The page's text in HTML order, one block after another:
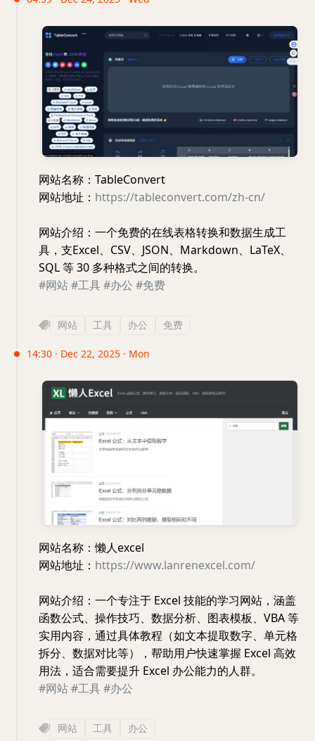
网站名称：TableConvert
网站地址： https://tableconvert.com/zh-cn/
网站介绍：一个免费的在线表格转换和数据生成工
具，支Excel、CSV、JSON、Markdown、LaTeX、
SQL 等 30 多种格式之间的转换。
#网站#工具#办公 #免费
网站 工具 办公 免费
14:30 · Dec 22, 2025 · Mon
网站名称：懒人excel
网站地址： https://www.lanrenexcel.com/
网站介绍：一个专注于 Excel 技能的学习网站，涵盖
函数公式、操作技巧、数据分析、图表模板、VBA 等
实用内容，通过具体教程（如文本提取数字、单元格
拆分、数据对比等），帮助用户快速掌握 Excel 高效
用法，适合需要提升 Excel 办公能力的人群。
#网站#工具#办公
网站 工具 办公